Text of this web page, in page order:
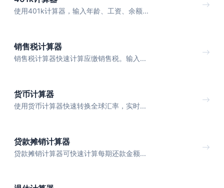
使用401k计算器，输入年龄、工资、余额...
销售税计算器
销售税计算器快速计算应缴销售税。输入...
货币计算器
使用货币计算器快速转换全球汇率，实时...
贷款摊销计算器
贷款摊销计算器可快速计算每期还款金额...